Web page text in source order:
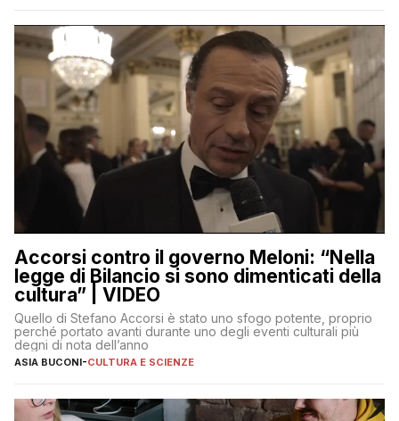
Accorsi contro il governo Meloni: “Nella
legge di Bilancio si sono dimenticati della
cultura” | VIDEO
Quello di Stefano Accorsi è stato uno sfogo potente, proprio
perché portato avanti durante uno degli eventi culturali più
degni di nota dell’anno
ASIA BUCONI-CULTURA E SCIENZE